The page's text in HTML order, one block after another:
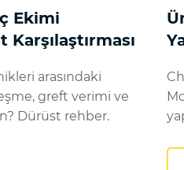
Ekimi
arasındaki
greft verimi ve
Dürüst rehber.
mu FUE mi? Saç Ekimi